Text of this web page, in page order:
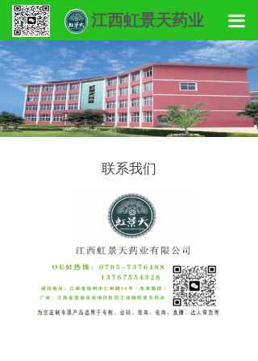
끀
首页
关于我们
新品热销
产品中心
江西虹景天药业
联系我们